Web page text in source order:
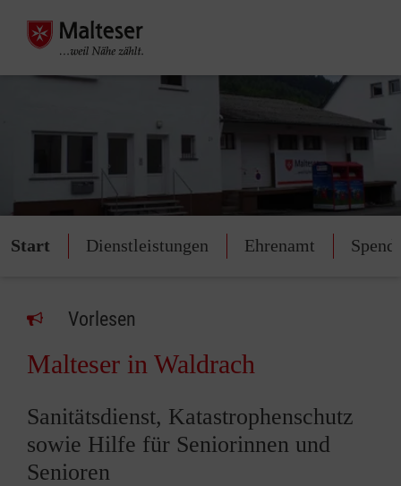
Start Dienstleistungen Ehrenamt
Vorlesen
Malteser in Waldrach
Sanitätsdienst, Katastrophenschutz
sowie Hilfe für Seniorinnen und
Senioren